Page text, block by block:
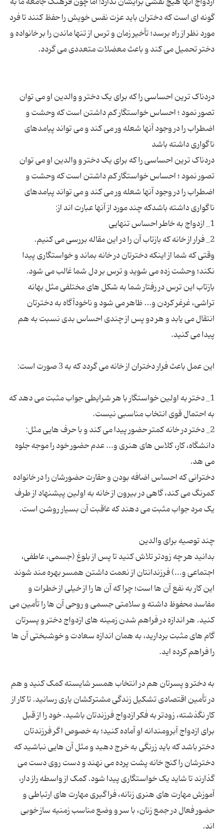
گونه ای است که دختران باید عزت نفس خویش را حفظ کنند تا فرد
مورد نظر از راه برسد؛ تأخیر زمان و ترس از تنها ماندن را بر خانواده و
دردناک ترین احساسی را که برای یک دختر و والدین او می توان
تصور نمود ؛ احساس خواستگار کم داشتن است که وحشت و
اضطراب را در وجود آنها شعله ور می کند و می تواند پیامدهای
دردناک ترین احساسی را که برای یک دختر و والدین او می توان
تصور نمود ؛ احساس خواستگار کم داشتن است که وحشت و
اضطراب را در وجود آنها شعله ور می کند و می تواند پیامدهای
وقتی که شما از اینکه دخترتان در خانه بماند و خواستگاری پیدا
نکند؛ وحشت زده می شوید و ترس بر دل شما غالب می شود.
بازتاب این ترس در رفتار شما به شکل های مختلفی مثل بهانه
تراشی، غرغر کردن و... ظاهر می شود و ناخودآگاه به دخترتان
انتقال می یابد و هر دو پس از چندی احساس بدی نسبت به هم
1_ دختر به اولین خواستگار با هر شرایطی جواب مثبت می دهد که
2_ دختر در خانه کمتر حضور پیدا می کند و با حرف هایی مثل:
دانشگاه، کار، کلاس های هنری و... عدم حضور خود را موجه جلوه
دخترانی که احساس اضافه بودن و حقارت حضورشان را در خانواده
کمرنگ می کند، گاهی در بیرون از خانه به اولین پیشنهاد از طرف
بدانید هر چه زودتر تلاش کنید تا پس از بلوغ (جسمی، عاطفی،
اجتماعی و...) فرزندانتان از نعمت داشتن همسر بهره مند شوند
این کار به نفع آن ها است؛ چرا که آن ها را از خیلی از خطرات و
مفاسد محفوظ داشته و سلامتی جسمی و روحی آن ها را تأمین می
کنید. هر اندازه در فراهم شدن زمینه های ازدواج دختر و پسرتان
گام های مثبت بردارید، به همان اندازه سعادت و خوشبختی آن ها
به دختر و پسرتان هم در انتخاب همسر شایسته کمک کنید و هم
در تأمین اقتصادی تشکیل زندگی مشترکشان یاری رسانید. تا کار از
کار نگذشته، زودتر به فکر ازدواج فرزندتان باشید. خود را از قبل
برای ازدواج آبرومندانه او آماده کنید؛ به خصوص اگر فرزندتان
دختر باشد که باید زرنگی به خرج دهید و مثل آن هایی نباشید که
دخترشان را کنج خانه پشت پرده می نهند و دست روی دست می
گذارند تا شاید یک خواستگاری پیدا شود. کمک از واسطه راز دار،
آموزش مهارت های هنری زنانه، فراگیری مهارت های ارتباطی و
حضور فعال در جمع زنان، با سر و وضع مناسب زمنیه ساز خوبی